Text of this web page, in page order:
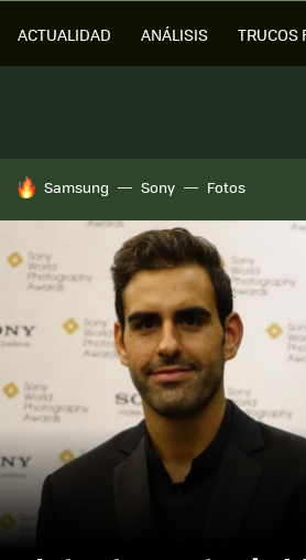
ACTUALIDAD ANÁLISIS TRUCOS
HOY SE HABLA DE
Samsung Sony Fotos